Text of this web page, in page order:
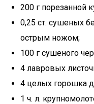
200 г порезанной
0,25 ст. сушеных
острым ножом;
100 г сушеного
4 лавровых
4 целых горошка
1 ч. л.